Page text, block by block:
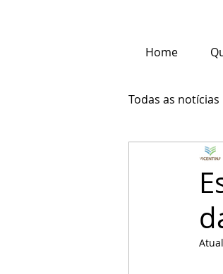
Home
Todas as notícias